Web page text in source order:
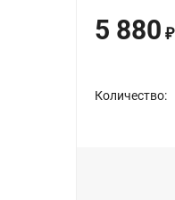
5 880 ₽
Количество: